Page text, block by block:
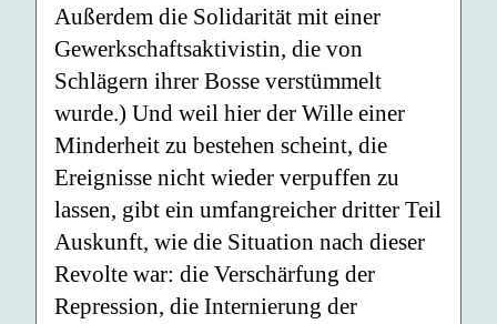
Außerdem die Solidarität mit einer
Gewerkschaftsaktivistin, die von
Schlägern ihrer Bosse verstümmelt
wurde.) Und weil hier der Wille einer
Minderheit zu bestehen scheint, die
Ereignisse nicht wieder verpuffen zu
lassen, gibt ein umfangreicher dritter Teil
Auskunft, wie die Situation nach dieser
Revolte war: die Verschärfung der
Repression, die Internierung der